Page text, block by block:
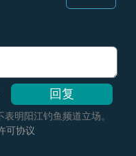
明阳江钓鱼频道立场。
可协议